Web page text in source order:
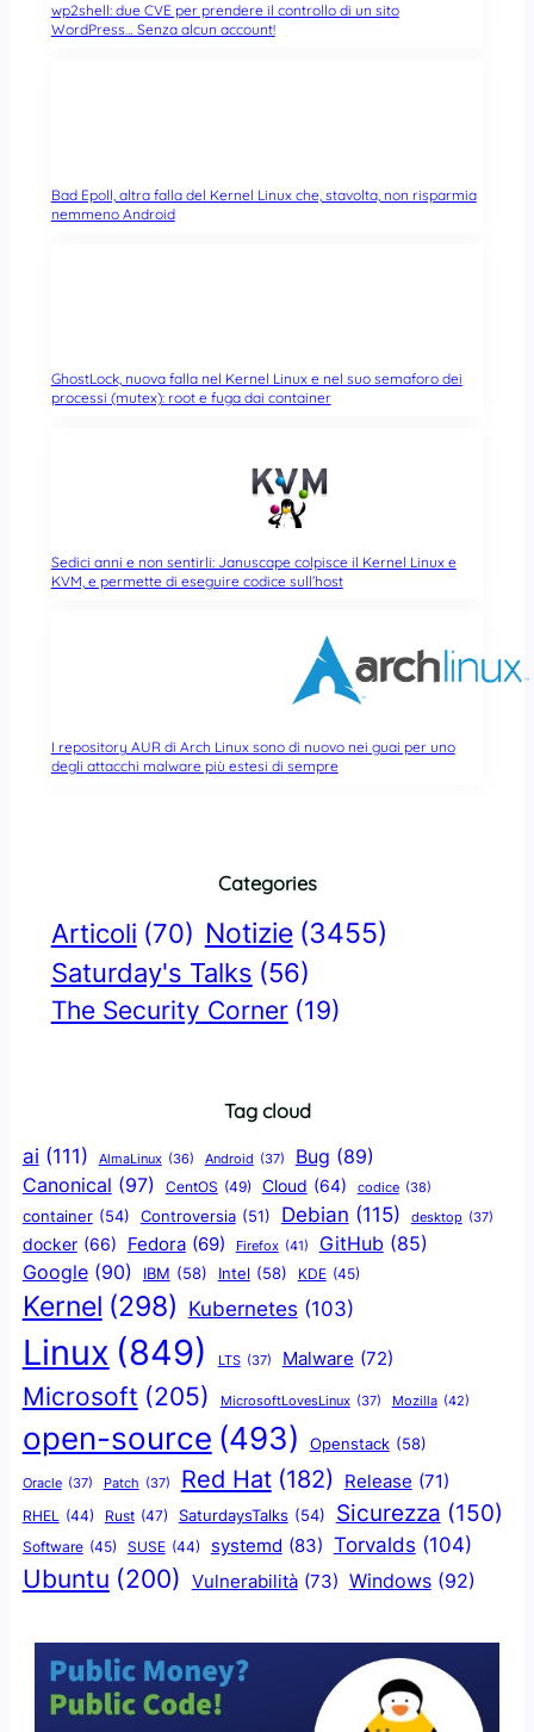
wp2shell: due CVE per prendere il controllo di un sito
WordPress… Senza alcun account!
Bad Epoll, altra falla del Kernel Linux che, stavolta, non risparmia
nemmeno Android
GhostLock, nuova falla nel Kernel Linux e nel suo semaforo dei
processi (mutex): root e fuga dai container
Sedici anni e non sentirli: Januscape colpisce il Kernel Linux e
KVM, e permette di eseguire codice sull’host
I repository AUR di Arch Linux sono di nuovo nei guai per uno
degli attacchi malware più estesi di sempre
Categories
Articoli (70) Notizie (3455)
Saturday's Talks (56)
The Security Corner (19)
Tag cloud
ai (111) AlmaLinux (36) Android (37) Bug (89)
Canonical (97) CentOS (49) Cloud (64) codice (38)
container (54) Controversia (51) Debian (115) desktop (37)
docker (66) Fedora (69) Firefox (41) GitHub (85)
Google (90) IBM (58) Intel (58) KDE (45)
Kernel (298) Kubernetes (103)
Linux (849) LTS (37) Malware (72)
Microsoft (205) MicrosoftLovesLinux (37) Mozilla (42)
open-source (493) Openstack (58)
Oracle (37) Patch (37) Red Hat (182) Release (71)
RHEL (44) Rust (47) SaturdaysTalks (54) Sicurezza (150)
Software (45) SUSE (44) systemd (83) Torvalds (104)
Ubuntu (200) Vulnerabilità (73) Windows (92)